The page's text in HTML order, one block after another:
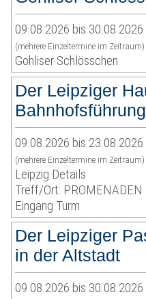
09.08.2026 bis 30.08.2026
(mehrere Einzeltermine im Zeitraum)
Gohliser Schlösschen
Der Leipziger
Bahnhofsführung
09.08.2026 bis 23.08.2026
(mehrere Einzeltermine im Zeitraum)
Leipzig Details
Treff/Ort:
Eingang Turm
Der Leipziger
in der Altstadt
09.08.2026 bis 30.08.2026